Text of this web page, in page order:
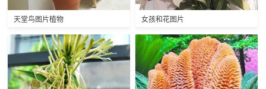
天堂鸟图片植物 女孩和花图片